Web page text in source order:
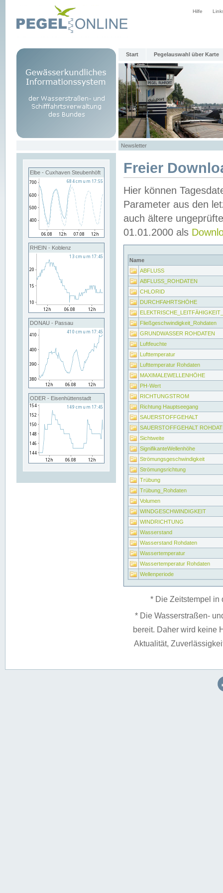
Hilfe
Start Pegelauswahl über Karte
Newsletter
Elbe - Cuxhaven Steubenhöft
RHEIN - Koblenz
DONAU - Passau
ODER - Eisenhüttenstadt
Freier
Hier können
Parameter aus den
auch ältere
01.01.2000 als
Name
ABFLUSS
ABFLUSS_ROHDATEN
CHLORID
DURCHFAHRTSHÖHE
Fließgeschwindigkeit_Rohdaten
GRUNDWASSER ROHDATEN
Luftfeuchte
Lufttemperatur
Lufttemperatur Rohdaten
MAXIMALEWELLENHÖHE
PH-Wert
RICHTUNGSTROM
Richtung Hauptseegang
SAUERSTOFFGEHALT
SAUERSTOFFGEHALT
Sichtweite
SignifikanteWellenhöhe
Strömungsgeschwindigkeit
Strömungsrichtung
Trübung
Trübung_Rohdaten
Volumen
WINDGESCHWINDIGKEIT
WINDRICHTUNG
Wasserstand
Wasserstand Rohdaten
Wassertemperatur
Wassertemperatur Rohdaten
Wellenperiode
* Die Zeitstempel in
* Die Wasserstraßen-
bereit. Daher wird keine
Aktualität,